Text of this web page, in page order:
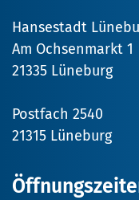
Hansestadt
Am Ochsenmarkt 1
21335 Lüneburg
Postfach 2540
21315 Lüneburg